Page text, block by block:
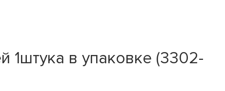
1штука в упаковке (3302-